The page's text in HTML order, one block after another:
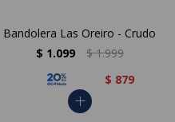
Bandolera Las Oreiro - Crudo
$ 1.099 $ 1.999
$ 879
add